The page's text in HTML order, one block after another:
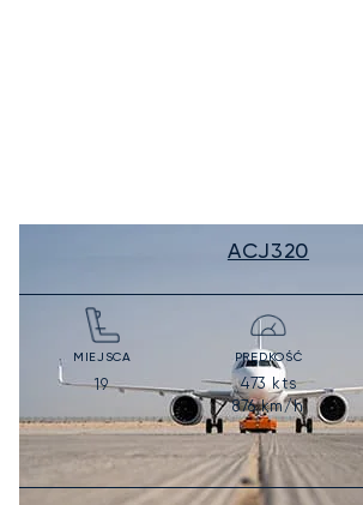
ACJ320
MIEJSCA
19
PRĘDKOŚĆ
473kts
876km/h